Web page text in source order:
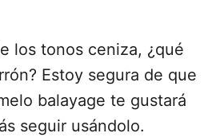
los tonos ceniza, ¿qué
Estoy segura de que
balayage te gustará
seguir usándolo.